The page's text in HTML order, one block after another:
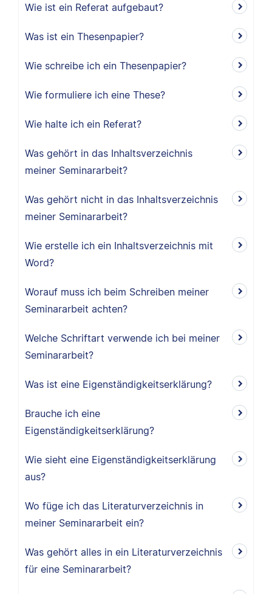
Wie ist ein Referat aufgebaut?
Was ist ein Thesenpapier?
Wie schreibe ich ein Thesenpapier?
Wie formuliere ich eine These?
Wie halte ich ein Referat?
Was gehört in das Inhaltsverzeichnis
meiner Seminararbeit?
Was gehört nicht in das Inhaltsverzeichnis
meiner Seminararbeit?
Wie erstelle ich ein Inhaltsverzeichnis mit
Word?
Worauf muss ich beim Schreiben meiner
Seminararbeit achten?
Welche Schriftart verwende ich bei meiner
Seminararbeit?
Was ist eine Eigenständigkeitserklärung?
Brauche ich eine
Eigenständigkeitserklärung?
Wie sieht eine Eigenständigkeitserklärung
aus?
Wo füge ich das Literaturverzeichnis in
meiner Seminararbeit ein?
Was gehört alles in ein Literaturverzeichnis
für eine Seminararbeit?